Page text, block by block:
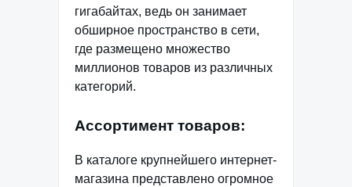
гигабайтах, ведь он занимает
обширное пространство в сети,
где размещено множество
миллионов товаров из различных
категорий.
Ассортимент товаров:
В каталоге крупнейшего интернет-
магазина представлено огромное